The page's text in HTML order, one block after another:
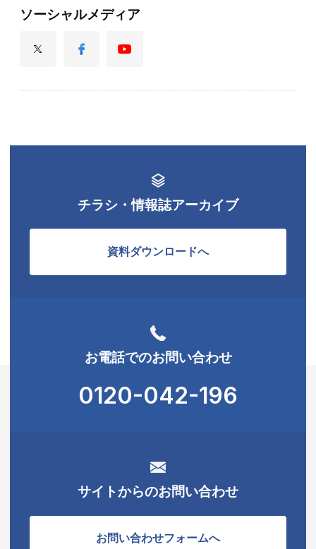
ソーシャルメディア
チラシ・情報誌アーカイブ
資料ダウンロードへ
お電話でのお問い合わせ
0120-042-196
サイトからのお問い合わせ
お問い合わせフォームへ